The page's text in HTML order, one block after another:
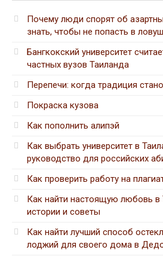
Почему люди спорят об
знать, чтобы не попасть в
Бангкокский университет
частных вузов Таиланда
Перепечи: когда традиция
Покраска кузова
Как пополнить алипэй
Как выбрать университет в
руководство для российских
Как проверить работу на
Как найти настоящую любовь в
истории и советы
Как найти лучший способ
лоджий для своего дома в